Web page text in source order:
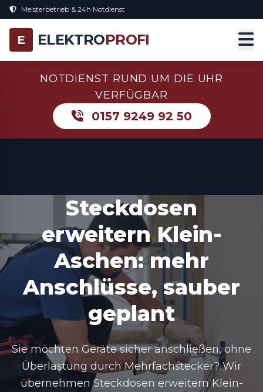
Meisterbetrieb & 24h Notdienst
E ELEKTROPROFI
NOTDIENST RUND UM DIE UHR
VERFÜGBAR
0157 9249 92 50
Steckdosen
erweitern Klein-
Aschen: mehr
Anschlüsse, sauber
geplant
Sie möchten Geräte sicher anschließen, ohne
Überlastung durch Mehrfachstecker? Wir
übernehmenSteckdosen erweitern Klein-